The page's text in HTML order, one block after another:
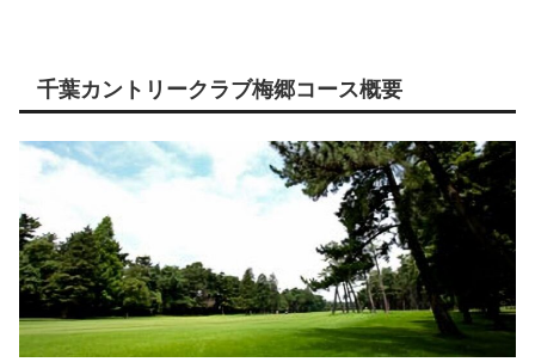
千葉カントリークラブ梅郷コース概要